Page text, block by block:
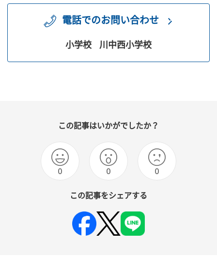
電話でのお問い合わせ
小学校 川中西小学校
この記事はいかがでしたか？
0 0 0
この記事をシェアする